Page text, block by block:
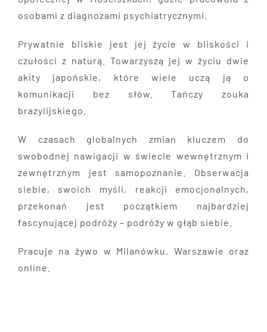
osobami z diagnozami psychiatrycznymi.
Prywatnie bliskie jest jej życie w bliskości i
czułości z naturą. Towarzyszą jej w życiu dwie
akity japońskie, które wiele uczą ją o
komunikacji bez słów. Tańczy zouka
brazylijskiego.
W czasach globalnych zmian kluczem do
swobodnej nawigacji w świecie wewnętrznym i
zewnętrznym jest samopoznanie. Obserwacja
siebie, swoich myśli, reakcji emocjonalnych,
przekonań jest początkiem najbardziej
fascynującej podróży – podróży w głąb siebie.
Pracuje na żywo w Milanówku, Warszawie oraz
online.